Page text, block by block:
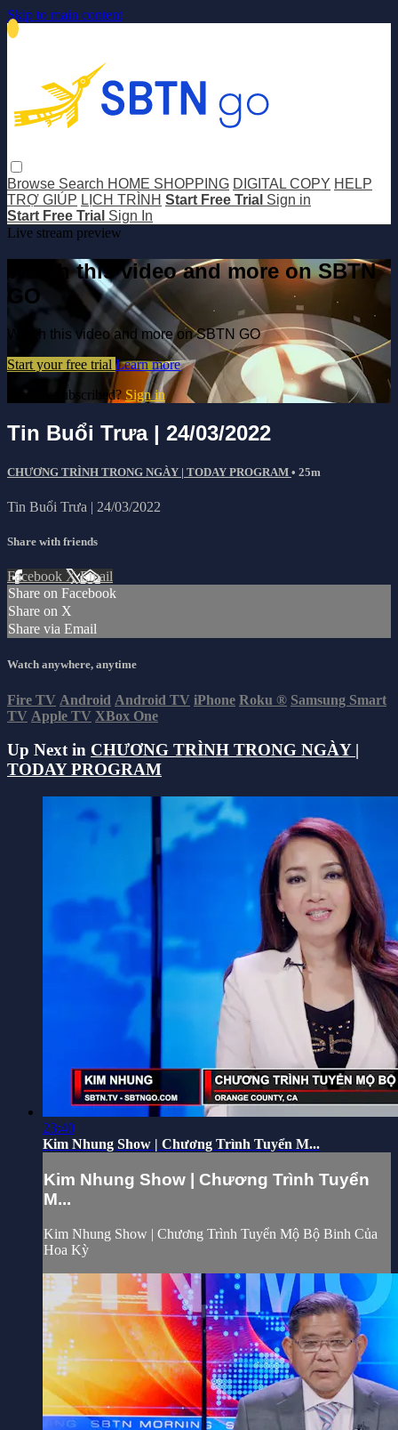
Skip to main content
Browse Search HOME SHOPPING DIGITAL COPY HELP
TRỢ GIÚP LỊCH TRÌNH Start Free Trial Sign in
Start Free Trial Sign In
Live stream preview
Watch this video and more on SBTN
GO
Watch this video and more on SBTN GO
Start your free trial Learn more
Already subscribed? Sign in
Tin Buổi Trưa | 24/03/2022
CHƯƠNG TRÌNH TRONG NGÀY | TODAY PROGRAM • 25m
Tin Buổi Trưa | 24/03/2022
Share with friends
Facebook XEmail
Share on Facebook
Share on X
Share via Email
Watch anywhere, anytime
Fire TV Android Android TV iPhone Roku ® Samsung Smart
TV Apple TV XBox One
Up Next in CHƯƠNG TRÌNH TRONG NGÀY |
TODAY PROGRAM
23:40
Kim Nhung Show | Chương Trình Tuyển M...
Kim Nhung Show | Chương Trình Tuyển
M...
Kim Nhung Show | Chương Trình Tuyển Mộ Bộ Binh Của
Hoa Kỳ